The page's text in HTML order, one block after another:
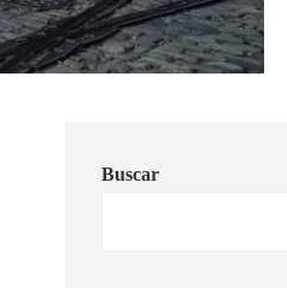
Buscar